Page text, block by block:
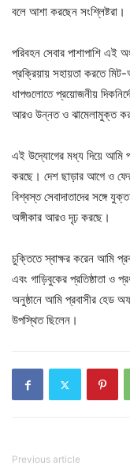
বলে আশা করছেন সংশ্লিষ্টরা।
পরিবহন সেবার পাশাপাশি এই
প্রক্রিয়ায় সহায়তা করতে মিট-
ধাপগুলোতে প্রয়োজনীয়
আরও উন্নত ও ঝামেলামুক্ত
এই উদ্যোগের মধ্য দিয়ে আমি
করছে। দেশ ছাড়ার আগে ও
বিশ্বস্ত সেবাদাতাদের সঙ্গে
অঙ্গীকার আরও দৃঢ় করছে।
চুক্তিতে স্বাক্ষর করেন আমি
এবং গাড়িবুকের প্রতিষ্ঠাতা ও
অনুষ্ঠানে আমি প্রবাসীর হেড
উপস্থিত ছিলেন।
Previous article